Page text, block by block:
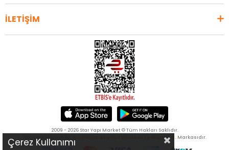
İLETİŞİM
2009 - 2026 Star Yapı Market © Tüm Hakları Saklıdır.
Çağlayan Ahşap Yapı Aksesuarları A.Ş. Markasıdır.
Çerez Kullanımı